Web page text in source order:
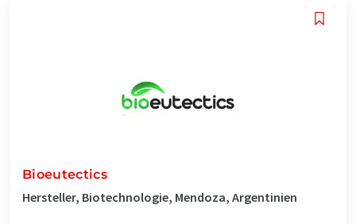
Bioeutectics
Hersteller, Biotechnologie, Mendoza, Argentinien